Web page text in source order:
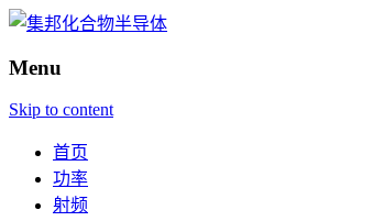
Menu
Skip to content
首页
功率
射频